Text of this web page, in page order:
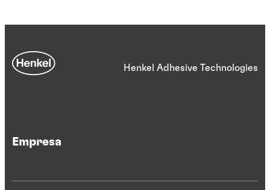
Henkel Adhesive Technologies
Empresa